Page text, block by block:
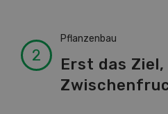
Pflanzenbau
Erst das Ziel,